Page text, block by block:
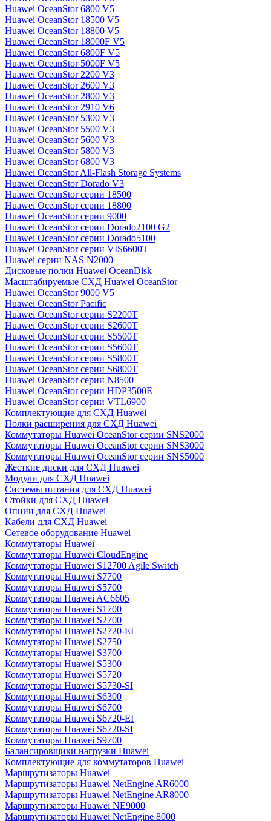
Huawei OceanStor 6800 V5
Huawei OceanStor 18500 V5
Huawei OceanStor 18800 V5
Huawei OceanStor 18000F V5
Huawei OceanStor 6800F V5
Huawei OceanStor 5000F V5
Huawei OceanStor 2200 V3
Huawei OceanStor 2600 V3
Huawei OceanStor 2800 V3
Huawei OceanStor 2910 V6
Huawei OceanStor 5300 V3
Huawei OceanStor 5500 V3
Huawei OceanStor 5600 V3
Huawei OceanStor 5800 V3
Huawei OceanStor 6800 V3
Huawei OceanStor All-Flash Storage Systems
Huawei OceanStor Dorado V3
Huawei OceanStor серии 18500
Huawei OceanStor серии 18800
Huawei OceanStor серии 9000
Huawei OceanStor серии Dorado2100 G2
Huawei OceanStor серии Dorado5100
Huawei OceanStor серии VIS6600T
Huawei серии NAS N2000
Дисковые полки Huawei OceanDisk
Масштабируемые СХД Huawei OceanStor
Huawei OceanStor 9000 V5
Huawei OceanStor Pacific
Huawei OceanStor серии S2200T
Huawei OceanStor серии S2600T
Huawei OceanStor серии S5500T
Huawei OceanStor серии S5600T
Huawei OceanStor серии S5800T
Huawei OceanStor серии S6800T
Huawei OceanStor серии N8500
Huawei OceanStor серии HDP3500E
Huawei OceanStor серии VTL6900
Комплектующие для СХД Huawei
Полки расширения для СХД Huawei
Коммутаторы Huawei OceanStor серии SNS2000
Коммутаторы Huawei OceanStor серии SNS3000
Коммутаторы Huawei OceanStor серии SNS5000
Жесткие диски для СХД Huawei
Модули для СХД Huawei
Системы питания для СХД Huawei
Стойки для СХД Huawei
Опции для СХД Huawei
Кабели для СХД Huawei
Сетевое оборудование Huawei
Коммутаторы Huawei
Коммутаторы Huawei CloudEngine
Коммутаторы Huawei S12700 Agile Switch
Коммутаторы Huawei S7700
Коммутаторы Huawei S5700
Коммутаторы Huawei AC6605
Коммутаторы Huawei S1700
Коммутаторы Huawei S2700
Коммутаторы Huawei S2720-EI
Коммутаторы Huawei S2750
Коммутаторы Huawei S3700
Коммутаторы Huawei S5300
Коммутаторы Huawei S5720
Коммутаторы Huawei S5730-SI
Коммутаторы Huawei S6300
Коммутаторы Huawei S6700
Коммутаторы Huawei S6720-EI
Коммутаторы Huawei S6720-SI
Коммутаторы Huawei S9700
Балансировщики нагрузки Huawei
Комплектующие для коммутаторов Huawei
Маршрутизаторы Huawei
Маршрутизаторы Huawei NetEngine AR6000
Маршрутизаторы Huawei NetEngine AR8000
Маршрутизаторы Huawei NE9000
Маршрутизаторы Huawei NetEngine 8000